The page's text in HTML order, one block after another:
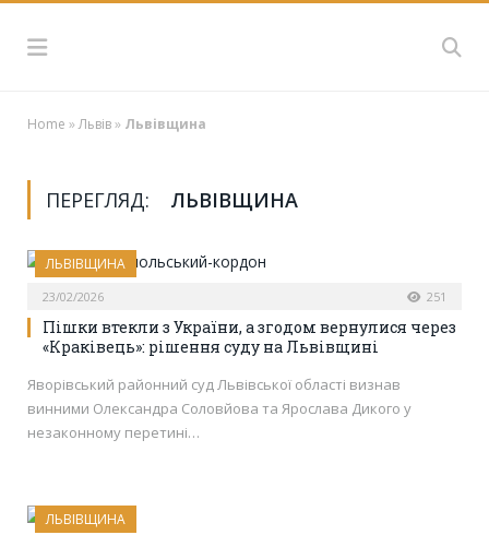
Home »Львів» Львівщина
ПЕРЕГЛЯД: ЛЬВІВЩИНА
ЛЬВІВЩИНА
23/02/2026 251
Пішки втекли з України, а згодом вернулися через
«Краківець»: рішення суду на Львівщині
Яворівський районний суд Львівської області визнав
винними Олександра Соловйова та Ярослава Дикого у
незаконному перетині…
ЛЬВІВЩИНА